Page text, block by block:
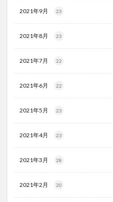
2021年9月 23
2021年8月 23
2021年7月 22
2021年6月 22
2021年5月 23
2021年4月 23
2021年3月 28
2021年2月 20